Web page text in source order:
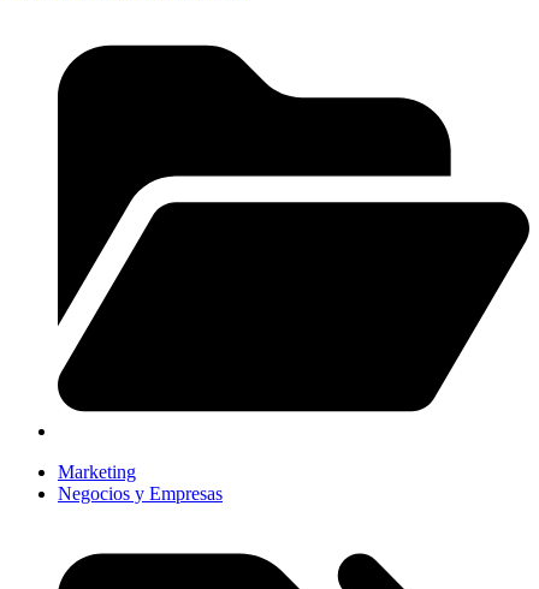
Marketing
Negocios y Empresas